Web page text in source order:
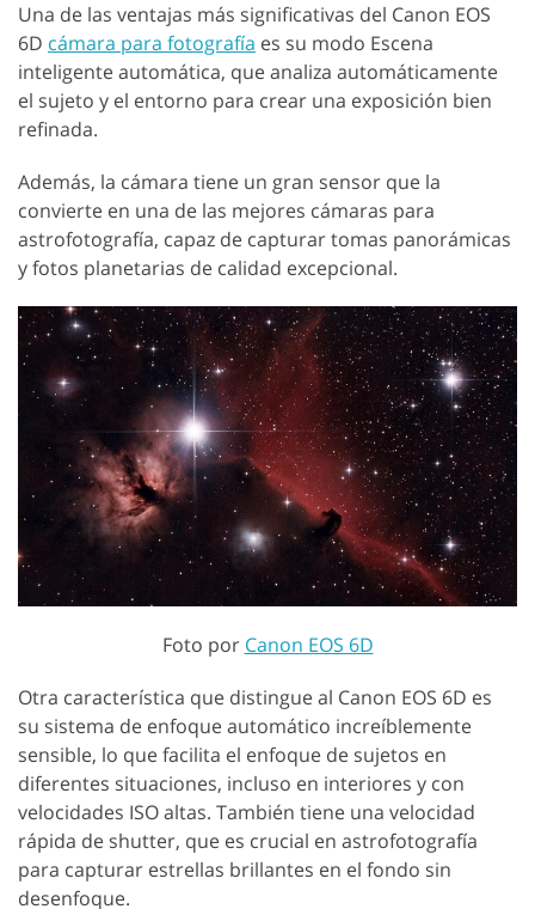
Una de las ventajas más significativas del Canon EOS
6D cámara para fotografía es su modo Escena
inteligente automática, que analiza automáticamente
el sujeto y el entorno para crear una exposición bien
refinada.
Además, la cámara tiene un gran sensor que la
convierte en una de las mejores cámaras para
astrofotografía, capaz de capturar tomas panorámicas
y fotos planetarias de calidad excepcional.
Foto por Canon EOS 6D
Otra característica que distingue al Canon EOS 6D es
su sistema de enfoque automático increíblemente
sensible, lo que facilita el enfoque de sujetos en
diferentes situaciones, incluso en interiores y con
velocidades ISO altas. También tiene una velocidad
rápida de shutter, que es crucial en astrofotografía
para capturar estrellas brillantes en el fondo sin
desenfoque.